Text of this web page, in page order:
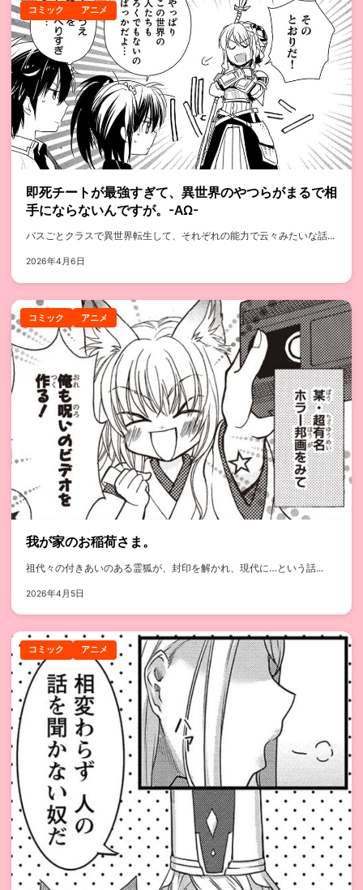
コミック アニメ
即死チートが最強すぎて、異世界のやつらがまるで相
手にならないんですが。-ΑΩ-
バスごとクラスで異世界転生して、それぞれの能力で云々みたいな話...
2026年4月6日
コミック アニメ
我が家のお稲荷さま。
祖代々の付きあいのある霊狐が、封印を解かれ、現代に…という話...
2026年4月5日
コミック アニメ